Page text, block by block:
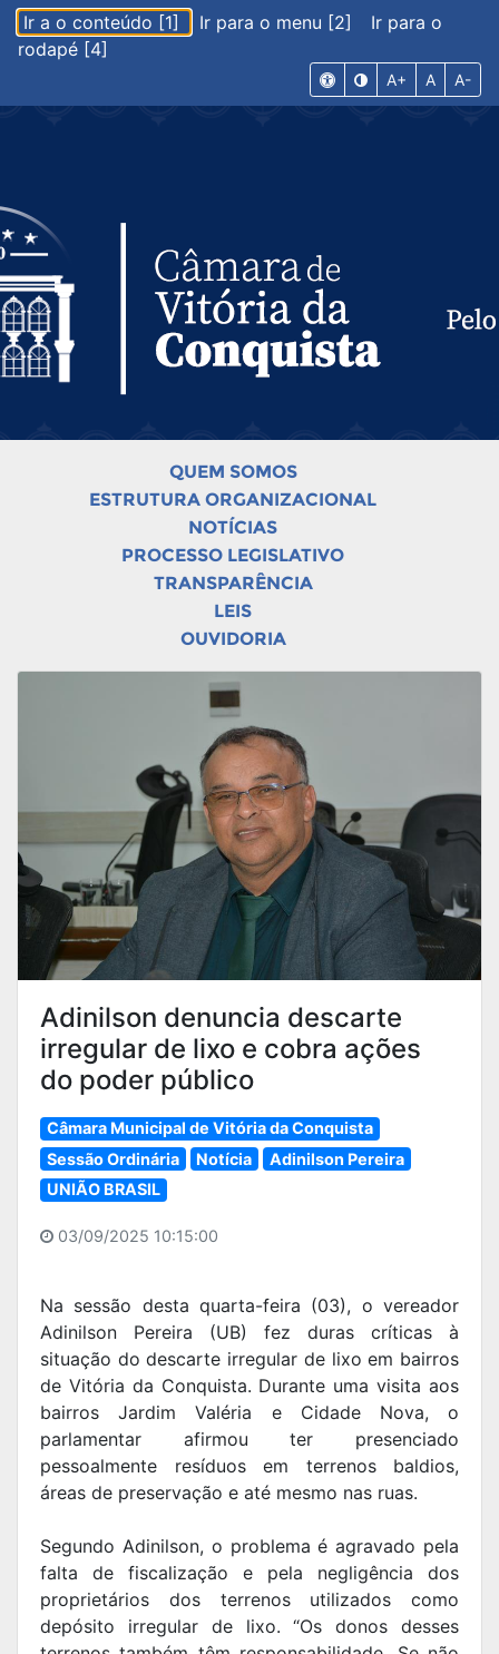
Ir a o conteúdo [1] Ir para o menu [2]
Ir para o
rodapé [4]
A+ A A-
QUEM SOMOS
ESTRUTURA ORGANIZACIONAL
NOTÍCIAS
PROCESSO LEGISLATIVO
TRANSPARÊNCIA
LEIS
OUVIDORIA
Adinilson denuncia descarte
irregular de lixo e cobra ações
do poder público
Câmara Municipal de Vitória da Conquista
Sessão Ordinária
Notícia
Adinilson Pereira
UNIÃO BRASIL
03/09/2025 10:15:00
Na sessão desta quarta-feira (03), o vereador
Adinilson Pereira (UB) fez duras críticas à
situação do descarte irregular de lixo em bairros
de Vitória da Conquista. Durante uma visita aos
bairros Jardim Valéria e Cidade Nova, o
parlamentar afirmou ter presenciado
pessoalmente resíduos em terrenos baldios,
áreas de preservação e até mesmo nas ruas.
Segundo Adinilson, o problema é agravado pela
falta de fiscalização e pela negligência dos
proprietários dos terrenos utilizados como
depósito irregular de lixo. “Os donos desses